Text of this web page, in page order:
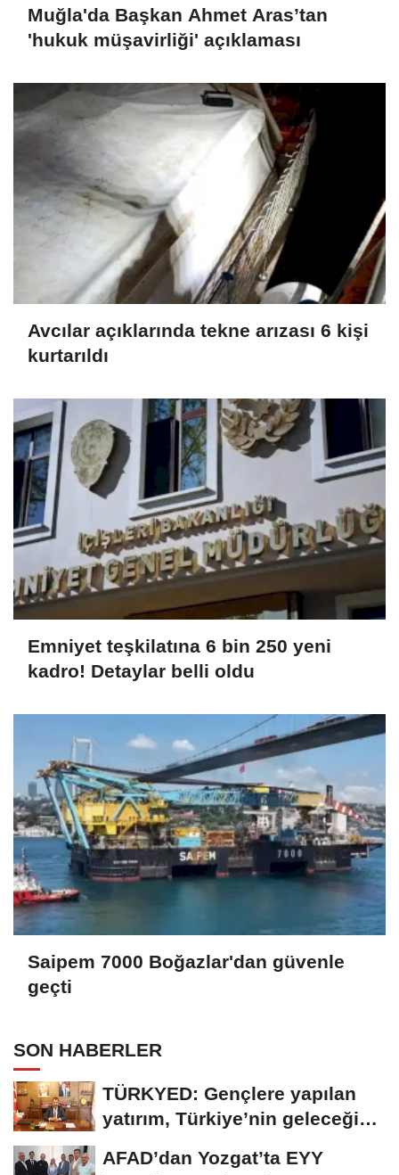
Muğla'da Başkan Ahmet Aras’tan
'hukuk müşavirliği' açıklaması
Avcılar açıklarında tekne arızası 6 kişi
kurtarıldı
Emniyet teşkilatına 6 bin 250 yeni
kadro! Detaylar belli oldu
Saipem 7000 Boğazlar'dan güvenle
geçti
SON HABERLER
TÜRKYED: Gençlere yapılan
yatırım, Türkiye’nin geleceğine
AFAD’dan Yozgat’ta EYY